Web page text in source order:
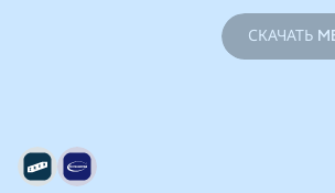
СКАЧАТЬ